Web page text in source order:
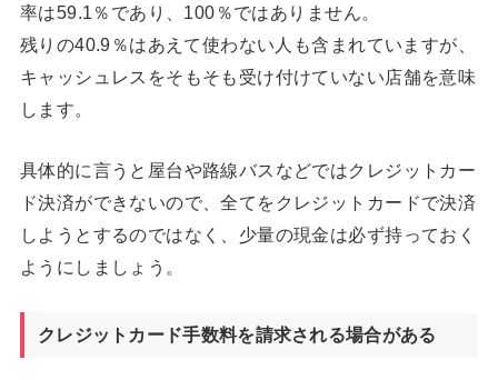
率は59.1％であり、100％ではありません。
残りの40.9％はあえて使わない人も含まれていますが、
キャッシュレスをそもそも受け付けていない店舗を意味
します。
具体的に言うと屋台や路線バスなどではクレジットカー
ド決済ができないので、全てをクレジットカードで決済
しようとするのではなく、少量の現金は必ず持っておく
ようにしましょう。
クレジットカード手数料を請求される場合がある